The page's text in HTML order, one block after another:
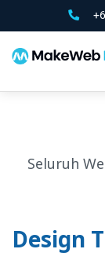
Seluruh
Design